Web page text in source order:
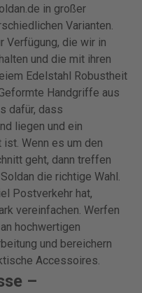
in großer
Varianten.
Verfügung, die wir in
und die mit ihren
Edelstahl Robustheit
Handgriffe aus
dafür, dass
liegen und ein
Wenn es um den
geht, dann treffen
die richtige Wahl.
Postverkehr hat,
vereinfachen. Werfen
hochwertigen
und bereichern
Accessoires.
–